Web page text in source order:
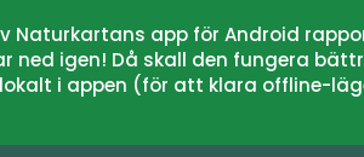
Naturkartans app för Android
igen! Då skall den fungera
i appen (för att klara offline-